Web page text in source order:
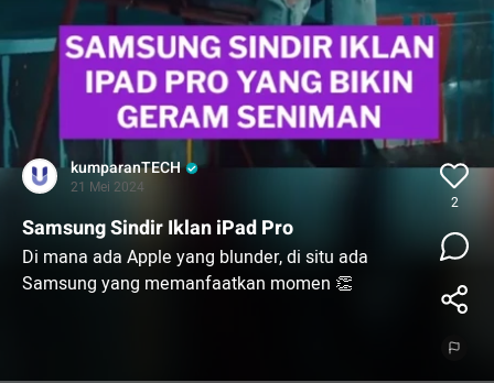
kumparanTECH
21 Mei 2024
Samsung Sindir Iklan iPad Pro
Di mana ada Apple yang blunder, di situ ada
Samsung yang memanfaatkan momen 👏
2